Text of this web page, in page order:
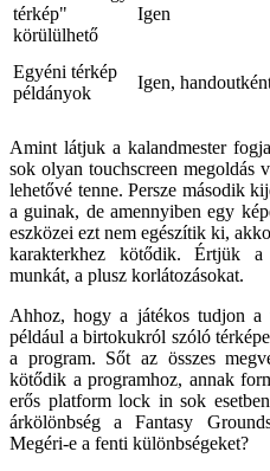
térkép"
körülülhető
Igen
Egyéni térkép
példányok
Igen,
Amint látjuk a kalandmester
sok olyan touchscreen megoldás
lehetővé tenne. Persze második
a guinak, de amennyiben egy
eszközei ezt nem egészítik ki,
karakterkhez kötődik. Értjük
munkát, a plusz korlátozásokat.
Ahhoz, hogy a játékos tudjon a
például a birtokukról szóló
a program. Sőt az összes
kötődik a programhoz, annak
erős platform lock in sok
árkölönbség a Fantasy
Megéri-e a fenti különbségeket?